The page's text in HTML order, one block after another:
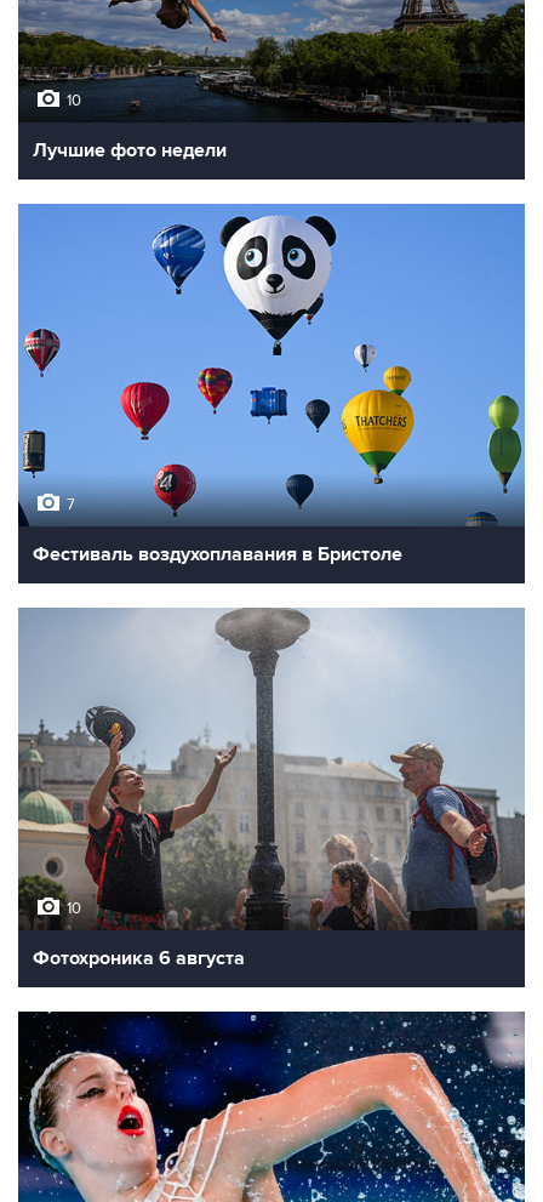
10
Лучшие фото недели
7
Фестиваль воздухоплавания в Бристоле
10
Фотохроника 6 августа